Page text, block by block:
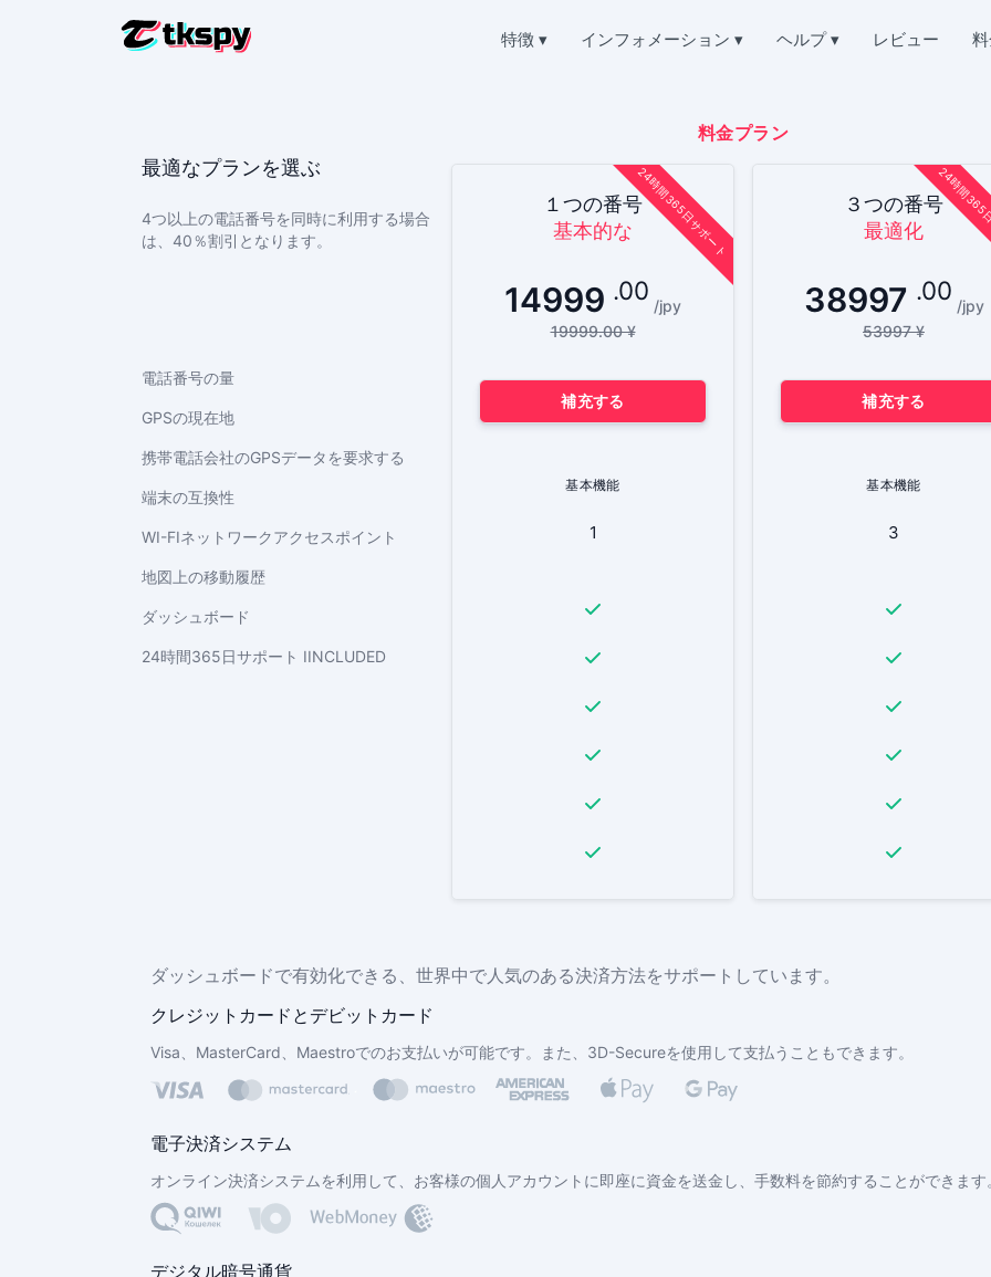
特徴 ▾ インフォメーション ▾ ヘルプ▾ レビュー
削除されたチャットをオンラインで復元
TIKTOKでロケーションを追跡
トラックTIKTOK
トラッキングアプリ
購読者を増やす
サポート
常にオンラインで、喜んでお答えします
お客様の声
クッキーポリシー
アフィリエイト・プログラム
特徴
TikTokを無料でハックする方法
誰があなたのTikTokページにアクセスしているかを調べ
盗まれたTikTokアカウントを取り戻す方法
Français
English
Portuguese (Brazil)
Хинди हिन्दी
Türkçe
料金プラン
最適なプランを選ぶ
4つ以上の電話番号を同時に利用する場合
は、40％割引となります。
電話番号の量
GPSの現在地
携帯電話会社のGPSデータを要求する
端末の互換性
WI-FIネットワークアクセスポイント
地図上の移動履歴
ダッシュボード
24時間365日サポート IINCLUDED
24時間365日サポート
１つの番号
基本的な
14999 .00
/jpy
19999.00 ¥
補充する
基本機能
1
24時間
３つの番号
最適化
38997 .00
/jpy
53997 ¥
補充する
基本機能
3
ダッシュボードで有効化できる、世界中で人気のある決済方法をサポートしています。
クレジットカードとデビットカード
Visa、MasterCard、Maestroでのお支払いが可能です。また、3D-Secureを使用して支払うこともできます。
電子決済システム
オンライン決済システムを利用して、お客様の個人アカウントに即座に資金を送金し、手数料を節約することができます
デジタル暗号通貨